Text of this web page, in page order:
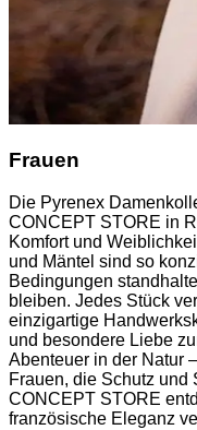
Frauen
Die Pyrenex
CONCEPT STORE in
Komfort und
und Mäntel sind so
Bedingungen
bleiben. Jedes Stück
einzigartige
und besondere Liebe
Abenteuer in der Natur
Frauen, die Schutz
CONCEPT STORE
französische Eleganz